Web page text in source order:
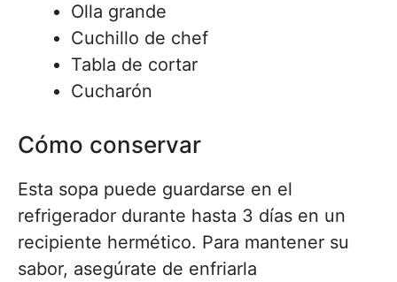
Olla grande
Cuchillo de chef
Tabla de cortar
Cucharón
Cómo conservar
Esta sopa puede guardarse en el
refrigerador durante hasta 3 días en un
recipiente hermético. Para mantener su
sabor, asegúrate de enfriarla